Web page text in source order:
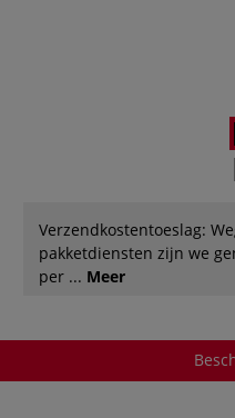
Verzendkostentoeslag:
pakketdiensten zijn we
per ... Meer